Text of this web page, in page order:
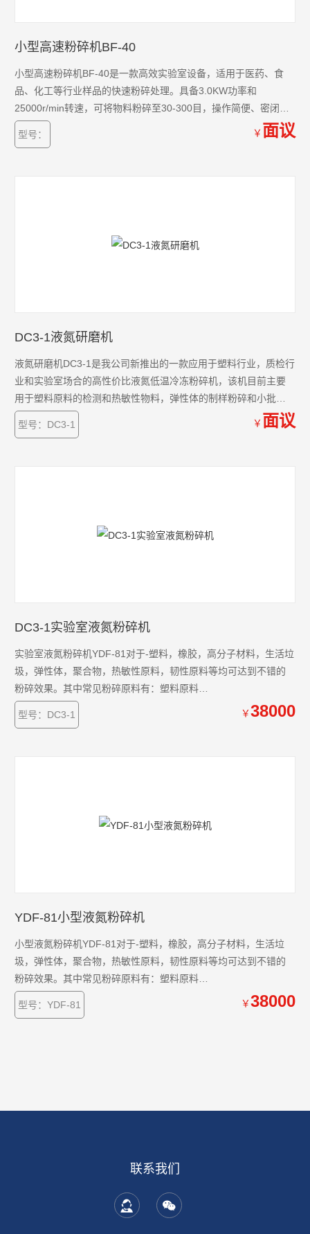
小型高速粉碎机BF-40
小型高速粉碎机BF-40是一款高效实验室设备，适用于医药、食
品、化工等行业样品的快速粉碎处理。具备3.0KW功率和
25000r/min转速，可将物料粉碎至30-300目，操作简便、密闭无
尘，兼具高细度与高效率，适合中草药、土壤、粮食等多种样品
处理。
型号： ￥ 面议
DC3-1液氮研磨机
液氮研磨机DC3-1是我公司新推出的一款应用于塑料行业，质检行
业和实验室场合的高性价比液氮低温冷冻粉碎机，该机目前主要
用于塑料原料的检测和热敏性物料，弹性体的制样粉碎和小批量
制备。
型号：DC3-1
￥ 面议
DC3-1实验室液氮粉碎机
实验室液氮粉碎机YDF-81对于-塑料，橡胶，高分子材料，生活垃
圾，弹性体，聚合物，热敏性原料，韧性原料等均可达到不错的
粉碎效果。其中常见粉碎原料有：塑料原料
PE,PP,PET,PS,PBS,TPU，聚乙烯，聚乳酸，改性塑料制品，塑料
跑道，塑料薄膜，可降解餐具，饮料矿泉水瓶，石蜡，水果，食
型号：DC3-1 ￥38000
YDF-81小型液氮粉碎机
小型液氮粉碎机YDF-81对于-塑料，橡胶，高分子材料，生活垃
圾，弹性体，聚合物，热敏性原料，韧性原料等均可达到不错的
粉碎效果。其中常见粉碎原料有：塑料原料
PE,PP,PET,PS,PBS,TPU，聚乙烯，聚乳酸，改性塑料制品，塑料
跑道，塑料薄膜，可降解餐具，饮料矿泉水瓶，石蜡，水果，食
型号：YDF-81 ￥38000
联系我们